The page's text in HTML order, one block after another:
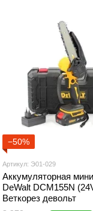
−50%
Артикул: Э01-029
Аккумуляторная
DeWalt DCM155N
Веткорез девольт